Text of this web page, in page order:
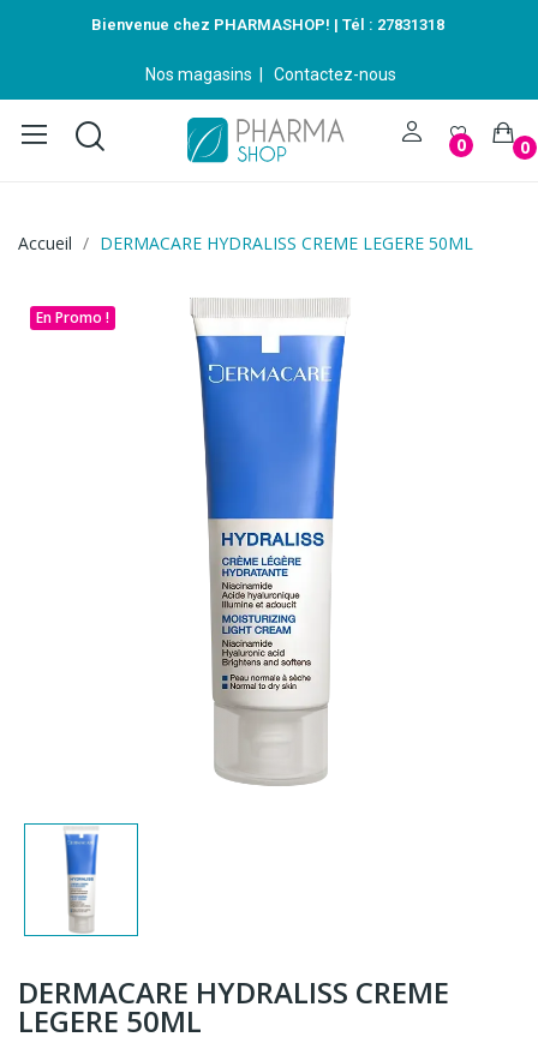
Bienvenue chez PHARMASHOP! | Tél : 27831318
Nos magasins Contactez-nous
0 0
Accueil DERMACARE HYDRALISS CREME LEGERE 50ML
En Promo !
DERMACARE HYDRALISS CREME
LEGERE 50ML